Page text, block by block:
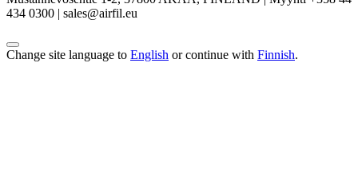
434 0300 | sales@airfil.eu
Change site language to English or continue with Finnish.